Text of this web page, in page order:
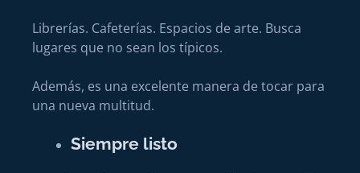
Librerías. Cafeterías. Espacios de arte. Busca
lugares que no sean los típicos.
Además, es una excelente manera de tocar para
una nueva multitud.
Siempre listo